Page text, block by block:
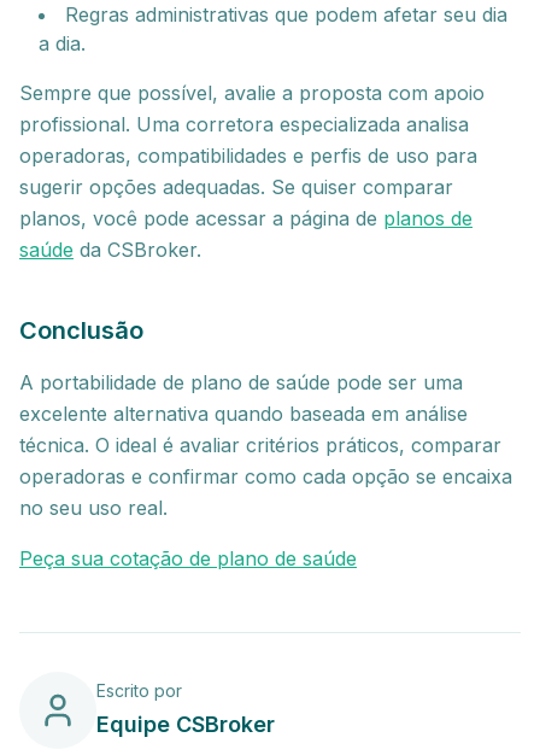
Regras administrativas que podem afetar seu dia
a dia.
Sempre que possível, avalie a proposta com apoio
profissional. Uma corretora especializada analisa
operadoras, compatibilidades e perfis de uso para
sugerir opções adequadas. Se quiser comparar
planos, você pode acessar a página de planos de
saúde da CSBroker.
Conclusão
A portabilidade de plano de saúde pode ser uma
excelente alternativa quando baseada em análise
técnica. O ideal é avaliar critérios práticos, comparar
operadoras e confirmar como cada opção se encaixa
no seu uso real.
Peça sua cotação de plano de saúde
Escrito por
Equipe CSBroker